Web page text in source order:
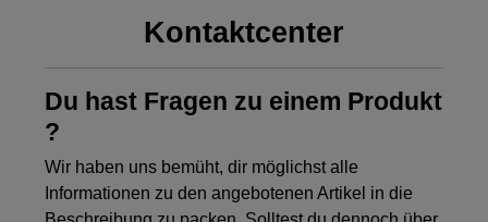
Kontaktcenter
Du hast Fragen zu einem Produkt
?
Wir haben uns bemüht, dir möglichst alle
Informationen zu den angebotenen Artikel in die